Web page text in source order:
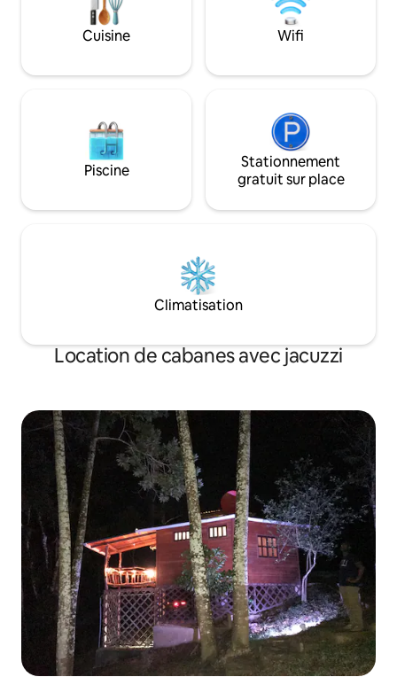
l'authentique aventure des Caraïbes
honduriennes !
espace barbecue
dans la zone
gardien surveille
Cuisine Wifi
Piscine
Stationnement
gratuit sur place
Climatisation
Location de cabanes avec jacuzzi